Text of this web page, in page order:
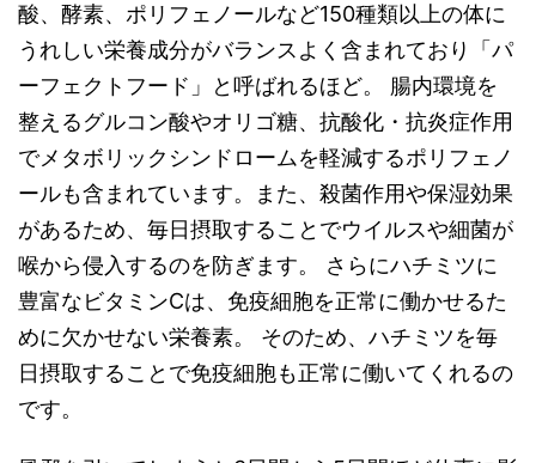
酸、酵素、ポリフェノールなど150種類以上の体に
うれしい栄養成分がバランスよく含まれており「パ
ーフェクトフード」と呼ばれるほど。 腸内環境を
整えるグルコン酸やオリゴ糖、抗酸化・抗炎症作用
でメタボリックシンドロームを軽減するポリフェノ
ールも含まれています。また、殺菌作用や保湿効果
があるため、毎日摂取することでウイルスや細菌が
喉から侵入するのを防ぎます。 さらにハチミツに
豊富なビタミンCは、免疫細胞を正常に働かせるた
めに欠かせない栄養素。 そのため、ハチミツを毎
日摂取することで免疫細胞も正常に働いてくれるの
です。